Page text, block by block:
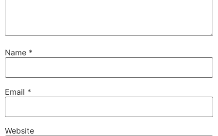
Name *
Email *
Website